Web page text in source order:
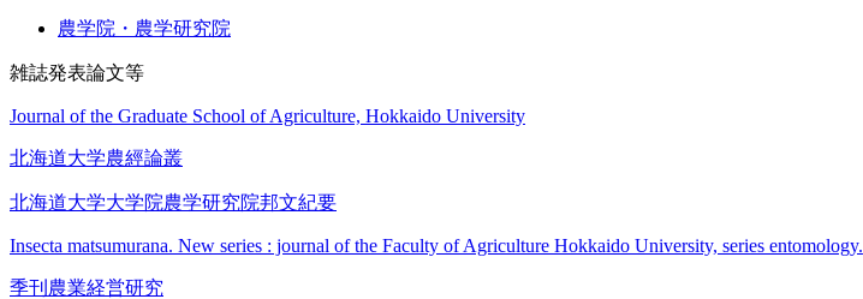
農学院・農学研究院
雑誌発表論文等
Journal of the Graduate School of Agriculture, Hokkaido University
北海道大学農經論叢
北海道大学大学院農学研究院邦文紀要
Insecta matsumurana. New series : journal of the Faculty of Agriculture Hokkaido University, series entomology.
季刊農業経営研究